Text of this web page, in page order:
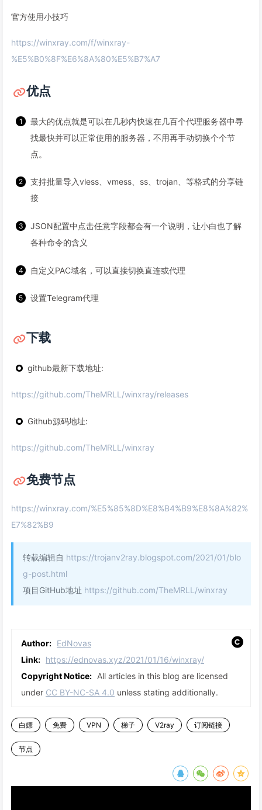
官方使用小技巧
https://winxray.com/f/winxray-
%E5%B0%8F%E6%8A%80%E5%B7%A7
优点
最大的优点就是可以在几秒内快速在几百个代理服务器中寻
找最快并可以正常使用的服务器，不用再手动切换个个节
点。
支持批量导入vless、vmess、ss、trojan、等格式的分享链
接
JSON配置中点击任意字段都会有一个说明，让小白也了解
各种命令的含义
自定义PAC域名，可以直接切换直连或代理
设置Telegram代理
下载
github最新下载地址:
https://github.com/TheMRLL/winxray/releases
Github源码地址:
https://github.com/TheMRLL/winxray
免费节点
https://winxray.com/%E5%85%8D%E8%B4%B9%E8%8A%82%
E7%82%B9
转载编辑自 https://trojanv2ray.blogspot.com/2021/01/blo
g-post.html
项目GitHub地址 https://github.com/TheMRLL/winxray
Author: EdNovas
Link: https://ednovas.xyz/2021/01/16/winxray/
Copyright Notice: All articles in this blog are licensed
under CC BY-NC-SA 4.0 unless stating additionally.
白嫖 免费 VPN 梯子 V2ray 订阅链接
节点